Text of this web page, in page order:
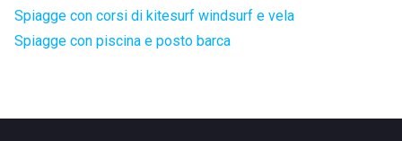
Spiagge con corsi di kitesurf windsurf e vela
Spiagge con piscina e posto barca